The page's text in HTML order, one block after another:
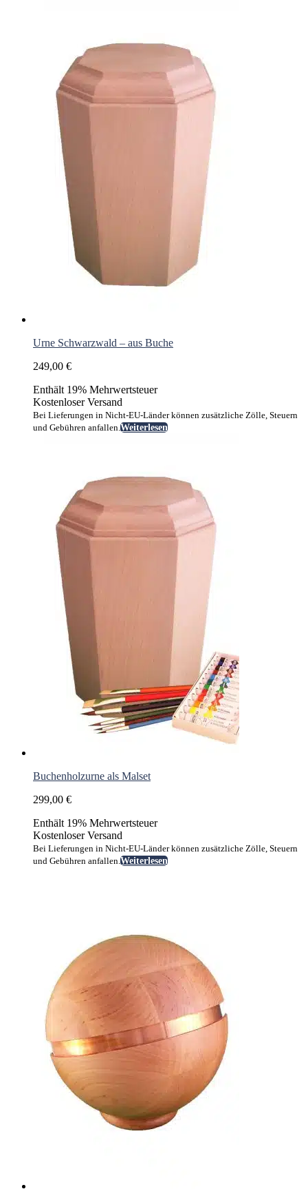
Urne Schwarzwald – aus Buche
249,00 €
Enthält 19% Mehrwertsteuer
Kostenloser Versand
Bei Lieferungen in Nicht-EU-Länder können zusätzliche Zölle, Steuern
und Gebühren anfallen.Weiterlesen
Buchenholzurne als Malset
299,00 €
Enthält 19% Mehrwertsteuer
Kostenloser Versand
Bei Lieferungen in Nicht-EU-Länder können zusätzliche Zölle, Steuern
und Gebühren anfallen.Weiterlesen